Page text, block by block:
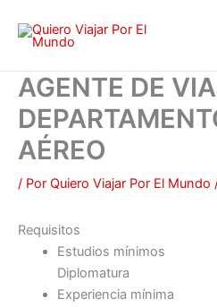
AGENTE DE
AÉREO
/ Por Quiero Viajar Por El Mundo
Requisitos
Estudios mínimos
Diplomatura
Experiencia mínima